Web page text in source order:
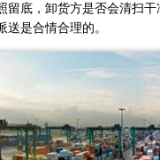
留底，卸货方是否会清扫
是合情合理的。